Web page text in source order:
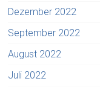
Dezember 2022
September 2022
August 2022
Juli 2022